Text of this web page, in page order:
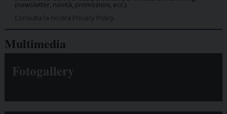
(newsletter, novità, promozioni, ecc.).
Consulta la nostra Privacy Policy.
Multimedia
Fotogallery